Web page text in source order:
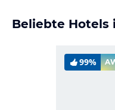
Beliebte Hotels
99%